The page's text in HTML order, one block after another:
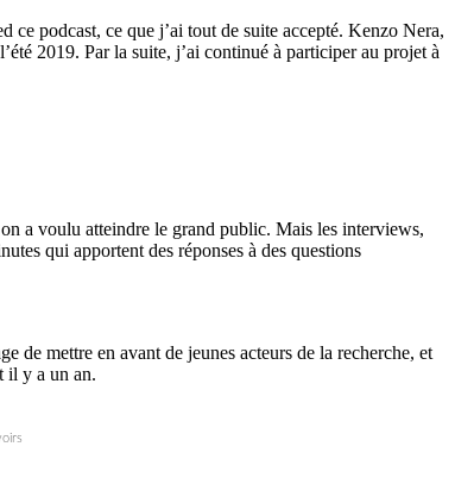
ce podcast, ce que j’ai tout de suite accepté. Kenzo Nera,
2019. Par la suite, j’ai continué à participer au projet à
a voulu atteindre le grand public. Mais les interviews,
qui apportent des réponses à des questions
de mettre en avant de jeunes acteurs de la recherche, et
il y a un an.